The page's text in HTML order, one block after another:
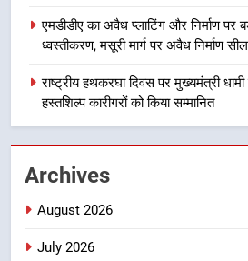
दिल्ली-देहरादून
का डीएम ने किया
गुणवत्तापूर्ण
निर्देश, सुरक्षा
नहींः डीएम
उत्तराखण्ड
2
एमडीडीए का अवैध प्लाटिंग और निर्माण पर
ध्वस्तीकरण, मसूरी मार्ग पर अवैध निर्माण सील
राष्ट्रीय हथकरघा दिवस पर मुख्यमंत्री
हस्तशिल्प कारीगरों को किया सम्मानित
Archives
August 2026
July 2026